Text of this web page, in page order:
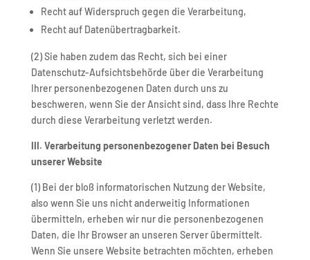
Recht auf Widerspruch gegen die Verarbeitung,
Recht auf Datenübertragbarkeit.
(2) Sie haben zudem das Recht, sich bei einer
Datenschutz-Aufsichtsbehörde über die Verarbeitung
Ihrer personenbezogenen Daten durch uns zu
beschweren, wenn Sie der Ansicht sind, dass Ihre Rechte
durch diese Verarbeitung verletzt werden.
III. Verarbeitung personenbezogener Daten bei Besuch
unserer Website
(1) Bei der bloß informatorischen Nutzung der Website,
also wenn Sie uns nicht anderweitig Informationen
übermitteln, erheben wir nur die personenbezogenen
Daten, die Ihr Browser an unseren Server übermittelt.
Wenn Sie unsere Website betrachten möchten, erheben